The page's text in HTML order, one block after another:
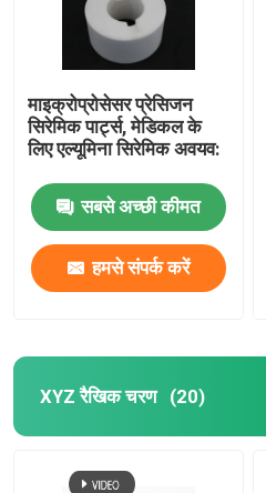
माइक्रोप्रोसेसर प्रेसिजन
सिरेमिक पार्ट्स, मेडिकल के
लिए एल्यूमिना सिरेमिक अवयव:
सबसे अच्छी कीमत
हमसे संपर्क करें
XYZ रैखिक चरण (20)